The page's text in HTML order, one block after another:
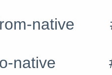
native #
native #将